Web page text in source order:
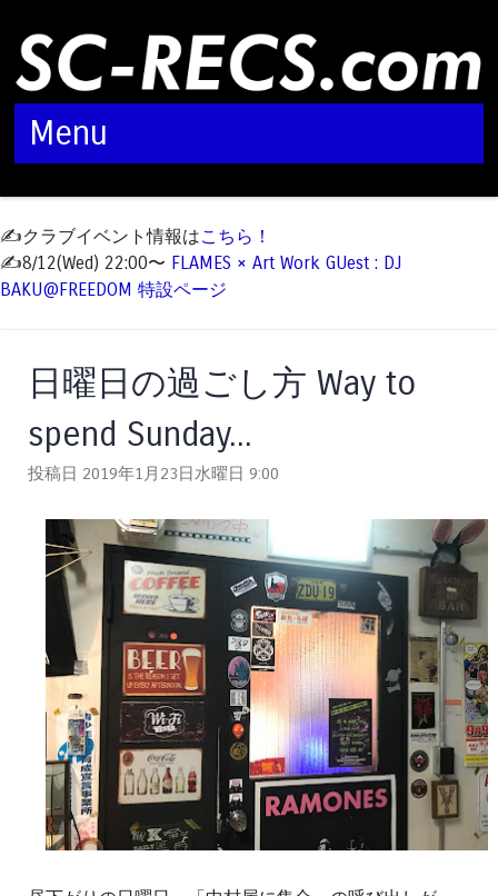
Menu
✍️クラブイベント情報はこちら！
✍️8/12(Wed) 22:00〜 FLAMES × Art Work GUest : DJ
BAKU@FREEDOM 特設ページ
日曜日の過ごし方 Way to
spend Sunday...
投稿日 2019年1月23日水曜日 9:00